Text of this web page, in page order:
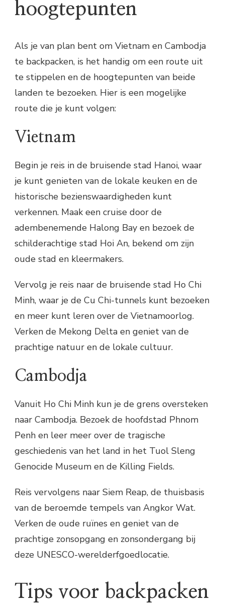
hoogtepunten
Als je van plan bent om Vietnam en Cambodja
te backpacken, is het handig om een route uit
te stippelen en de hoogtepunten van beide
landen te bezoeken. Hier is een mogelijke
route die je kunt volgen:
Vietnam
Begin je reis in de bruisende stad Hanoi, waar
je kunt genieten van de lokale keuken en de
historische bezienswaardigheden kunt
verkennen. Maak een cruise door de
adembenemende Halong Bay en bezoek de
schilderachtige stad Hoi An, bekend om zijn
oude stad en kleermakers.
Vervolg je reis naar de bruisende stad Ho Chi
Minh, waar je de Cu Chi-tunnels kunt bezoeken
en meer kunt leren over de Vietnamoorlog.
Verken de Mekong Delta en geniet van de
prachtige natuur en de lokale cultuur.
Cambodja
Vanuit Ho Chi Minh kun je de grens oversteken
naar Cambodja. Bezoek de hoofdstad Phnom
Penh en leer meer over de tragische
geschiedenis van het land in het Tuol Sleng
Genocide Museum en de Killing Fields.
Reis vervolgens naar Siem Reap, de thuisbasis
van de beroemde tempels van Angkor Wat.
Verken de oude ruïnes en geniet van de
prachtige zonsopgang en zonsondergang bij
deze UNESCO-werelderfgoedlocatie.
Tips voor backpacken